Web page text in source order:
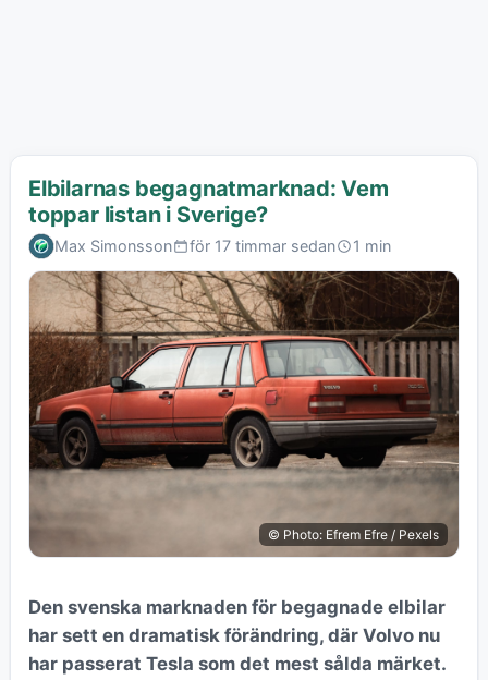
Elbilarnas begagnatmarknad: Vem
toppar listan i Sverige?
Max Simonsson för 17 timmar sedan 1 min
© Photo: Efrem Efre / Pexels
Den svenska marknaden för begagnade elbilar
har sett en dramatisk förändring, där Volvo nu
har passerat Tesla som det mest sålda märket.